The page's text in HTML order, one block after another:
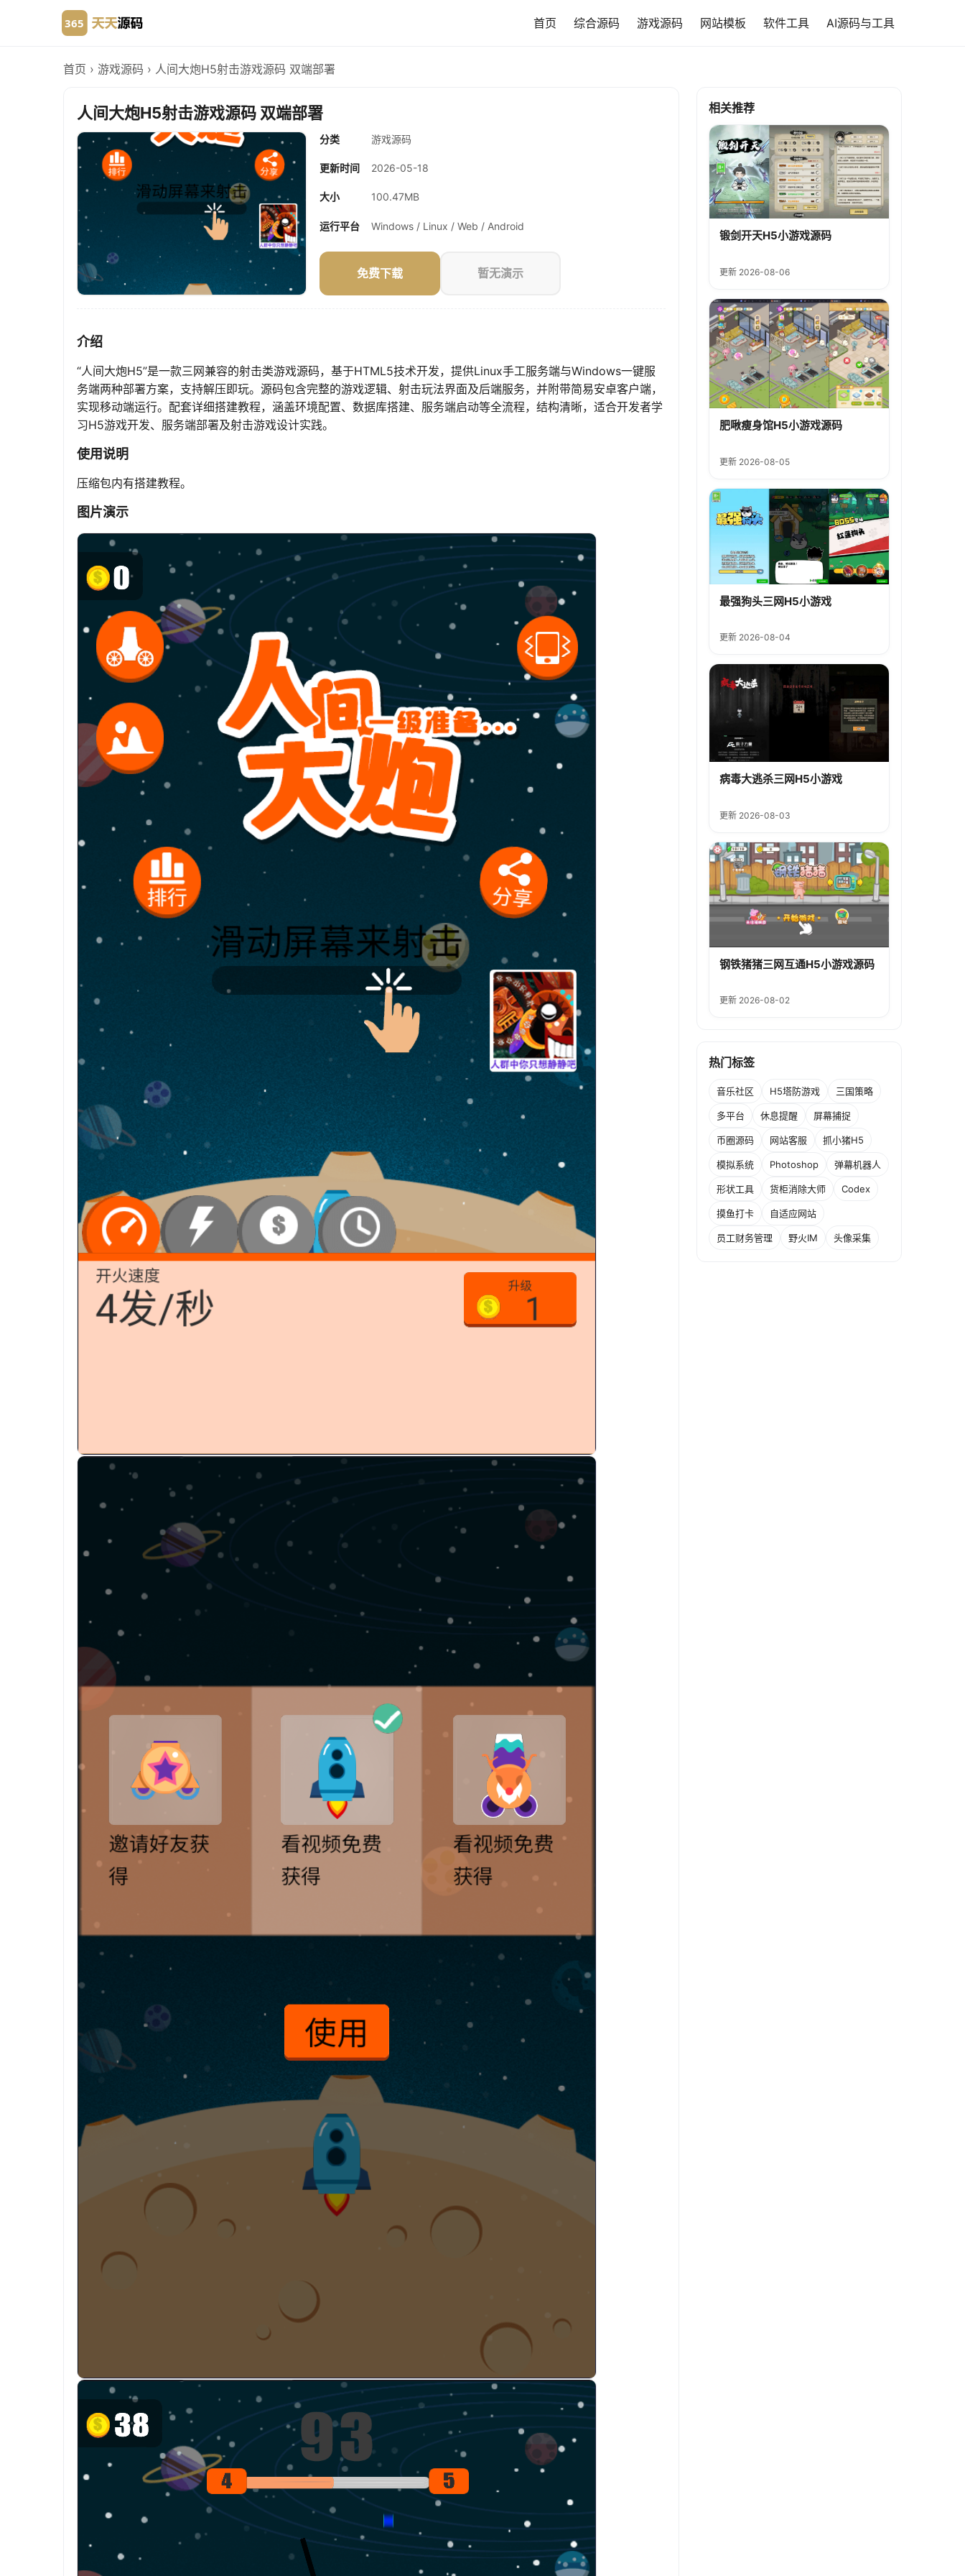
首页 综合源码 游戏源码 网站模板 软件工具 AI源码与工具
首页 › 游戏源码 › 人间大炮H5射击游戏源码 双端部署
人间大炮H5射击游戏源码 双端部署
分类 游戏源码
更新时间 2026-05-18
大小 100.47MB
运行平台 Windows / Linux / Web / Android
免费下载 暂无演示
介绍
“人间大炮H5”是一款三网兼容的射击类游戏源码，基于HTML5技术开发，提供Linux手工服务端与Windows一键服
务端两种部署方案，支持解压即玩。源码包含完整的游戏逻辑、射击玩法界面及后端服务，并附带简易安卓客户端，
实现移动端运行。配套详细搭建教程，涵盖环境配置、数据库搭建、服务端启动等全流程，结构清晰，适合开发者学
习H5游戏开发、服务端部署及射击游戏设计实践。
使用说明
压缩包内有搭建教程。
图片演示
相关推荐
锻剑开天H5小游戏源码
更新 2026-08-06
肥啾瘦身馆H5小游戏源码
更新 2026-08-05
最强狗头三网H5小游戏
更新 2026-08-04
病毒大逃杀三网H5小游戏
更新 2026-08-03
钢铁猪猪三网互通H5小游戏源码
更新 2026-08-02
热门标签
音乐社区 H5塔防游戏 三国策略
多平台 休息提醒 屏幕捕捉
币圈源码 网站客服 抓小猪H5
模拟系统 Photoshop 弹幕机器人
形状工具 货柜消除大师 Codex
摸鱼打卡 自适应网站
员工财务管理 野火IM 头像采集